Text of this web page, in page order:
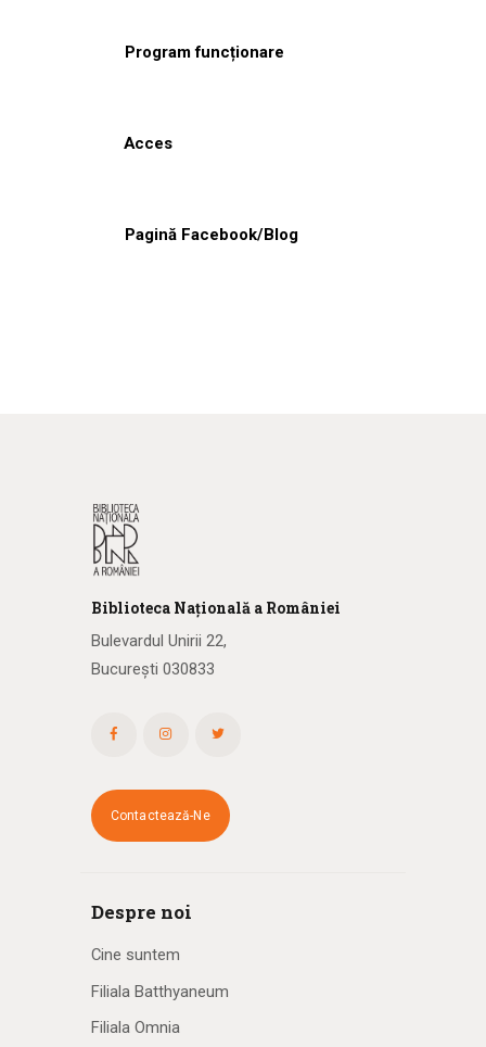
Program funcționare
Acces
Pagină Facebook/Blog
Biblioteca Națională a României
Bulevardul Unirii 22,
București 030833
Contactează-Ne
Despre noi
Cine suntem
Filiala Batthyaneum
Filiala Omnia